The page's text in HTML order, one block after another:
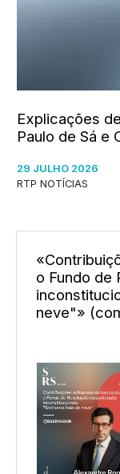
Explicações
Paulo de Sá e
29 JULHO 2026
RTP NOTÍCIAS
o Fundo de
neve"»